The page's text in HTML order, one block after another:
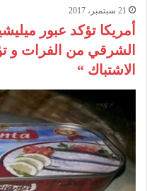
21 سبتمبر، 2017
أمريكا تؤكد عبور
الشرقي من الفرات و
الاشتباك “